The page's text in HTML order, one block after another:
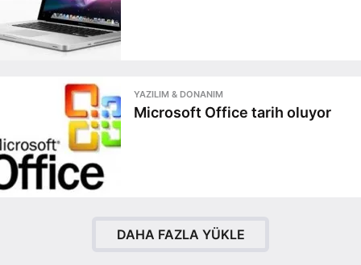
YAZILIM & DONANIM
Microsoft Office tarih oluyor
DAHA FAZLA YÜKLE